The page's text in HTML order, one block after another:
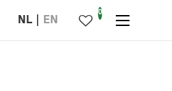
NL EN
0